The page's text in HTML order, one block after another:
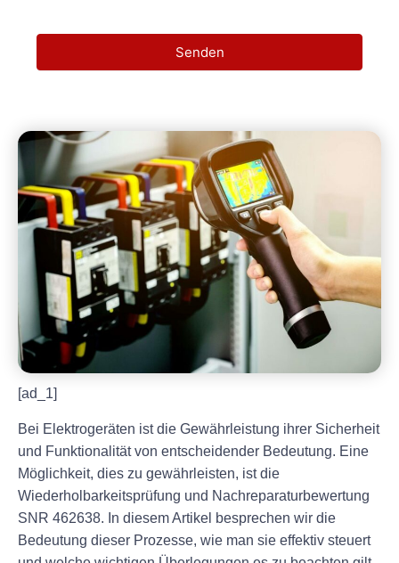
Senden
[ad_1]
Bei Elektrogeräten ist die Gewährleistung ihrer Sicherheit
und Funktionalität von entscheidender Bedeutung. Eine
Möglichkeit, dies zu gewährleisten, ist die
Wiederholbarkeitsprüfung und Nachreparaturbewertung
SNR 462638. In diesem Artikel besprechen wir die
Bedeutung dieser Prozesse, wie man sie effektiv steuert